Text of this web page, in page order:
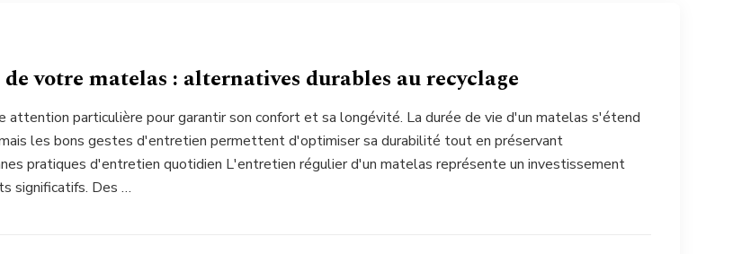
votre matelas : alternatives durables au recyclage
attention particulière pour garantir son confort et sa longévité. La durée de vie d'un matelas s'étend
les bons gestes d'entretien permettent d'optimiser sa durabilité tout en préservant
pratiques d'entretien quotidien L'entretien régulier d'un matelas représente un investissement
significatifs. Des …